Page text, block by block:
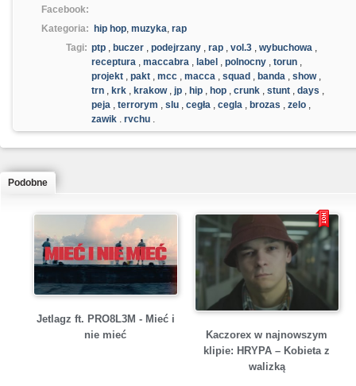
Facebook:
Kategoria:
hip hop, muzyka, rap
Tagi: ptp , buczer , podejrzany , rap , vol.3 , wybuchowa ,
receptura , maccabra , label , polnocny , torun ,
projekt , pakt , mcc , macca , squad , banda , show,
trn , krk , krakow, jp , hip , hop , crunk , stunt , days ,
peja , terrorym , slu , cegła , cegla , brozas , zelo ,
zawik , rychu ,
Podobne
Jetlagz ft. PRO8L3M - Mieć i
nie mieć
Kaczorex w najnowszym
klipie: HRYPA – Kobieta z
walizką